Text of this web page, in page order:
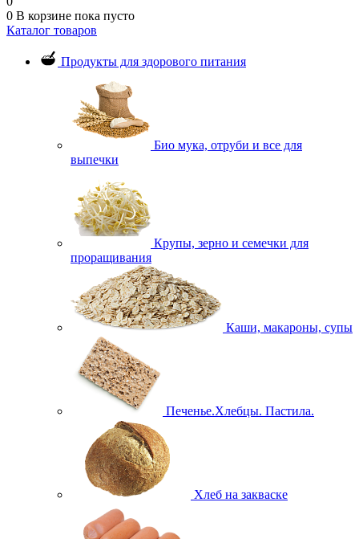
0 В корзине пока пусто
Каталог товаров
Продукты для здорового питания
Био мука, отруби и все для
выпечки
Крупы, зерно и семечки для
проращивания
Каши, макароны, супы
Печенье.Хлебцы. Пастила.
Хлеб на закваске